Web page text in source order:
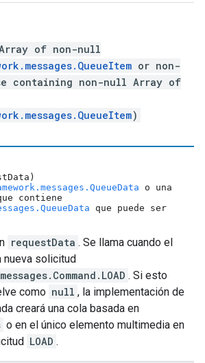
of non-null
or non-
containing non-null Array of
)
o una
contiene
que puede ser
requestData . Se llama cuando el
nueva solicitud
. Si esto
como null , la implementación de
creará una cola basada en
o en el único elemento multimedia en
LOAD .